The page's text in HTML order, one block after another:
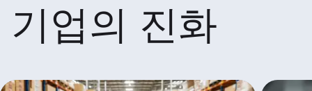
기업의 진화